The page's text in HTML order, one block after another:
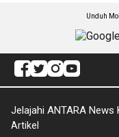
Unduh
Jelajahi ANTARA News
Artikel